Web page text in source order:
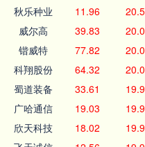
秋乐种业 11.96
威尔高 39.83
锴威特 77.82
科翔股份 64.32
蜀道装备 33.61
广哈通信 19.03
欣天科技 18.02